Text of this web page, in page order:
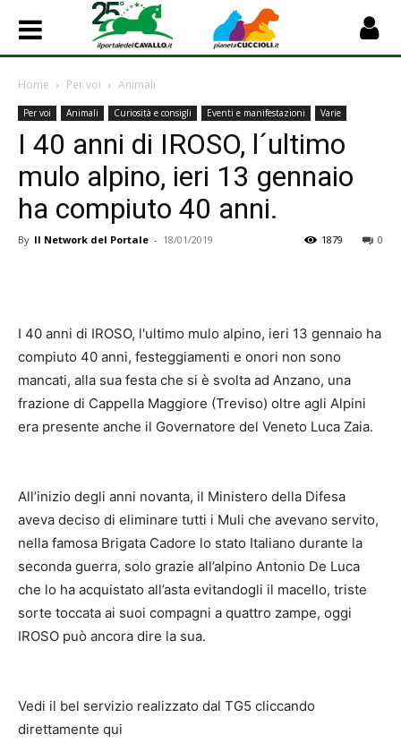
Home Per voi Animali
Per voi Animali Curiosità e consigli Eventi e manifestazioni Varie
I 40 anni di IROSO, l´ultimo
mulo alpino, ieri 13 gennaio
ha compiuto 40 anni.
By Il Network del Portale - 18/01/2019 0
1879
I 40 anni di IROSO, l'ultimo mulo alpino, ieri 13 gennaio ha
compiuto 40 anni, festeggiamenti e onori non sono
mancati, alla sua festa che si è svolta ad Anzano, una
frazione di Cappella Maggiore (Treviso) oltre agli Alpini
era presente anche il Governatore del Veneto Luca Zaia.
All’inizio degli anni novanta, il Ministero della Difesa
aveva deciso di eliminare tutti i Muli che avevano servito,
nella famosa Brigata Cadore lo stato Italiano durante la
seconda guerra, solo grazie all’alpino Antonio De Luca
che lo ha acquistato all’asta evitandogli il macello, triste
sorte toccata ai suoi compagni a quattro zampe, oggi
IROSO può ancora dire la sua.
Vedi il bel servizio realizzato dal TG5 cliccando
direttamente qui